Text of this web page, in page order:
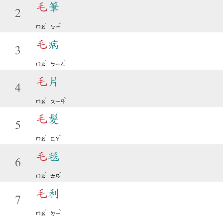
2
毛筆
ㄇㄠ
ˊ
ㄅㄧ
ˇ
3
毛病
ㄇㄠ
ˊ
ㄅㄧㄥ
ˋ
4
毛 片
ㄇㄠ
ˊ
ㄆㄧㄢ
ˋ
5
毛髮
ㄇㄠ
ˊ
ㄈㄚ
ˇ
6
毛毯
ㄇㄠ
ˊ
ㄊㄢ
ˇ
7
毛利
ㄇㄠ
ˊ
ㄌㄧ
ˋ